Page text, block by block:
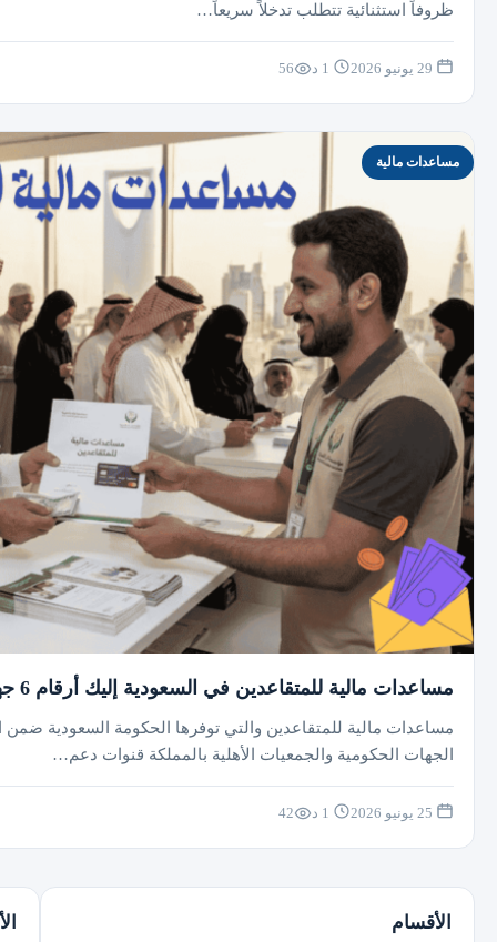
ظروفاً استثنائية تتطلب تدخلاً سريعاً…
56
مساعدات مالية
مساعدات مالية للمتقاعدين في السعودية إليك أرقام 6 جهات رسمية وجمعيات مانحة
مساعدات مالية للمتقاعدين والتي توفرها الحكومة السعودية ضمن
الجهات الحكومية والجمعيات الأهلية بالمملكة قنوات دعم…
42
الأقسام